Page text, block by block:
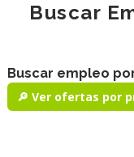
Buscar
Buscar empleo
🔎 Ver ofertas por